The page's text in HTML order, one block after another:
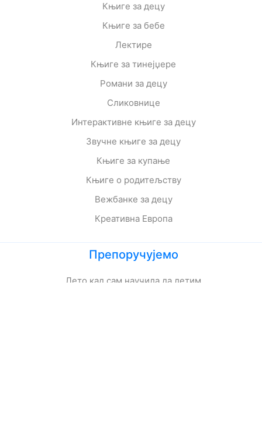
Књиге за децу
Књиге за бебе
Лектире
Књиге за тинејџере
Романи за децу
Сликовнице
Интерактивне књиге за децу
Звучне књиге за децу
Књиге за купање
Књиге о родитељству
Вежбанке за децу
Креативна Европа
Препоручујемо
Лето кад сам научила да летим